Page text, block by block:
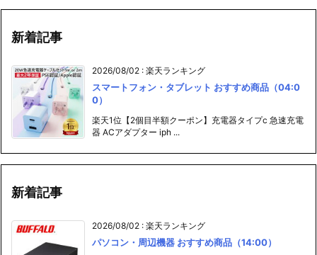
新着記事
2026/08/02 : 楽天ランキング
スマートフォン・タブレット おすすめ商品（04:0
0）
楽天1位【2個目半額クーポン】充電器タイプc 急速充電
器 ACアダプター iph ...
新着記事
2026/08/02 : 楽天ランキング
パソコン・周辺機器 おすすめ商品（14:00）